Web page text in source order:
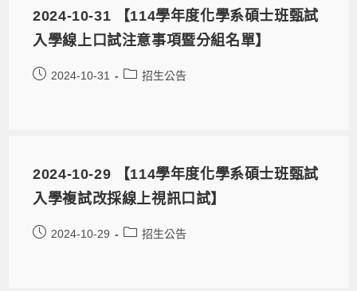
2024-10-31 【114學年度化學系碩士班甄試
入學線上口試注意事項暨分組名單】
2024-10-31 招生公告
2024-10-29 【114學年度化學系碩士班甄試
入學複試改採線上視訊口試】
2024-10-29 招生公告